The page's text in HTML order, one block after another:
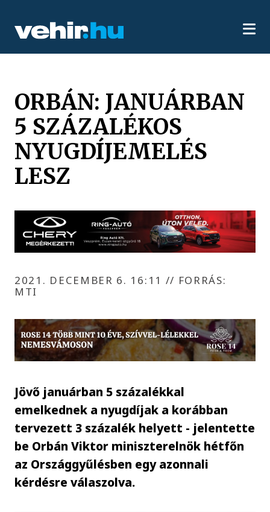
ORBÁN: JANUÁRBAN
5 SZÁZALÉKOS
NYUGDÍJEMELÉS
LESZ
2021. DECEMBER 6. 16:11 // FORRÁS:
MTI
Jövő januárban 5 százalékkal
emelkednek a nyugdíjak a korábban
tervezett 3 százalék helyett - jelentette
be Orbán Viktor miniszterelnök hétfőn
az Országgyűlésben egy azonnali
kérdésre válaszolva.